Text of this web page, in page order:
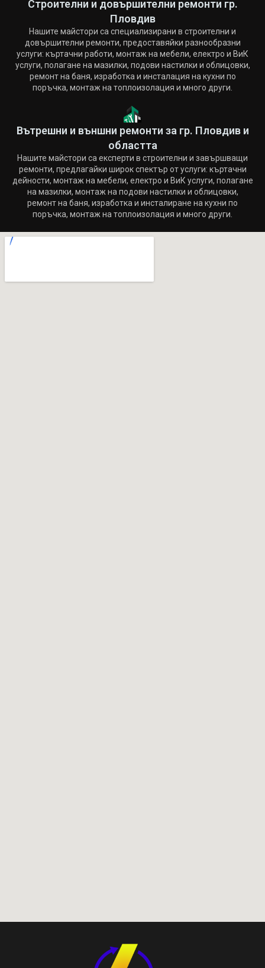
Строителни и довършителни ремонти гр.
Пловдив
Нашите майстори са специализирани в строителни и
довършителни ремонти, предоставяйки разнообразни
услуги: къртачни работи, монтаж на мебели, електро и ВиК
услуги, полагане на мазилки, подови настилки и облицовки,
ремонт на баня, изработка и инсталация на кухни по
поръчка, монтаж на топлоизолация и много други.
Вътрешни и външни ремонти за гр. Пловдив и
областта
Нашите майстори са експерти в строителни и завършващи
ремонти, предлагайки широк спектър от услуги: къртачни
дейности, монтаж на мебели, електро и ВиК услуги, полагане
на мазилки, монтаж на подови настилки и облицовки,
ремонт на баня, изработка и инсталиране на кухни по
поръчка, монтаж на топлоизолация и много други.